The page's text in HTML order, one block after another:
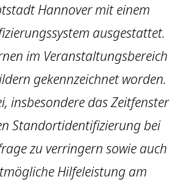
Hannover mit einem
ausgestattet.
im Veranstaltungsbereich
gekennzeichnet worden.
insbesondere das Zeitfenster
Standortidentifizierung bei
zu verringern sowie auch
Hilfeleistung am